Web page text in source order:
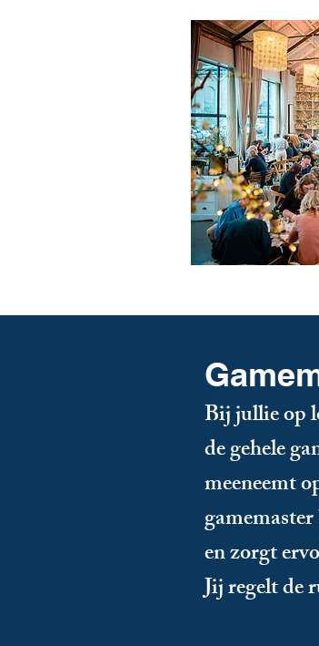
Bij jullie op
de gehele
meeneemt
en zorgt
Jij regelt de